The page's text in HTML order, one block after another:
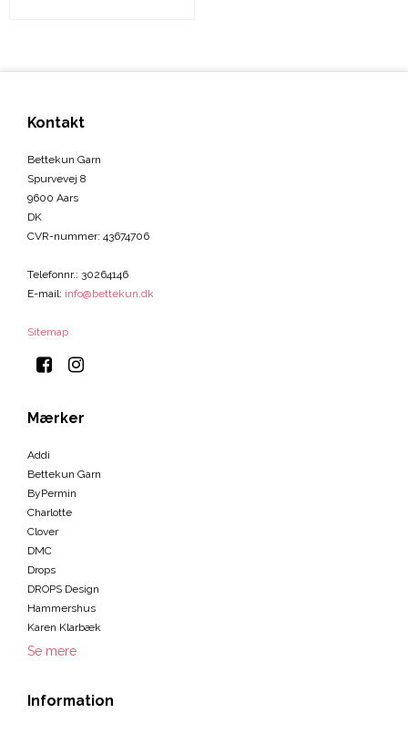
Kontakt
Bettekun Garn
Spurvevej 8
9600 Aars
DK
CVR-nummer: 43674706
Telefonnr.: 30264146
E-mail: info@bettekun.dk
Sitemap
Mærker
Addi
Bettekun Garn
ByPermin
Charlotte
Clover
DMC
Drops
DROPS Design
Hammershus
Karen Klarbæk
Se mere
Information